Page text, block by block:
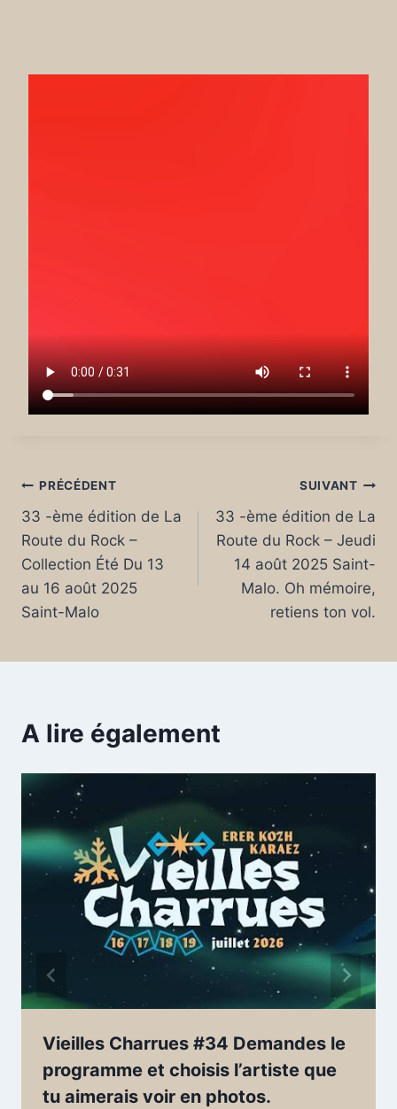
Navigation
de
l’article
PRÉCÉDENT
33 -ème édition de La
Route du Rock –
Collection Été Du 13
au 16 août 2025
Saint-Malo
SUIVANT
33 -ème édition de La
Route du Rock – Jeudi
14 août 2025 Saint-
Malo. Oh mémoire,
retiens ton vol.
A lire également
Vieilles Charrues #34 Demandes le
programme et choisis l’artiste que
tu aimerais voir en photos.